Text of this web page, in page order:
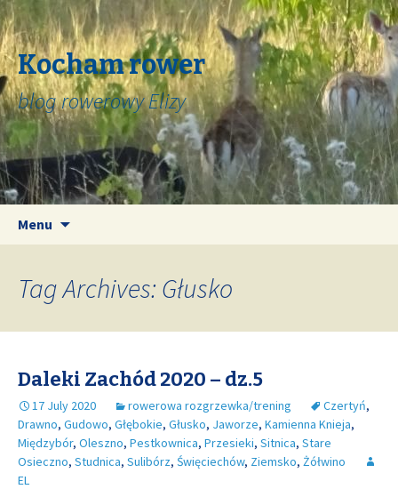
Kocham rower
blog rowerowy Elizy
Menu
Tag Archives: Głusko
Daleki Zachód 2020 – dz.5
17 July 2020 rowerowa rozgrzewka/trening Czertyń,
Drawno, Gudowo, Głębokie, Głusko, Jaworze, Kamienna Knieja,
Międzybór, Oleszno, Pestkownica, Przesieki, Sitnica, Stare
Osieczno, Studnica, Sulibórz, Święciechów, Ziemsko, Żółwino
EL